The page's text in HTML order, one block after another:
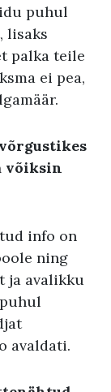
puhul
lisaks
palka teile
ei pea,
võiksin
info on
ning
ja avalikku
avaldati.